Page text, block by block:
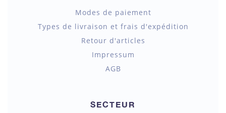
Modes de paiement
Types de livraison et frais d'expédition
Retour d'articles
Impressum
AGB
SECTEUR